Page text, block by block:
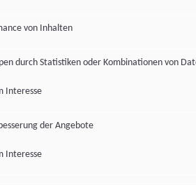
von Inhalten
durch Statistiken oder Kombinationen von
Interesse
der Angebote
Interesse